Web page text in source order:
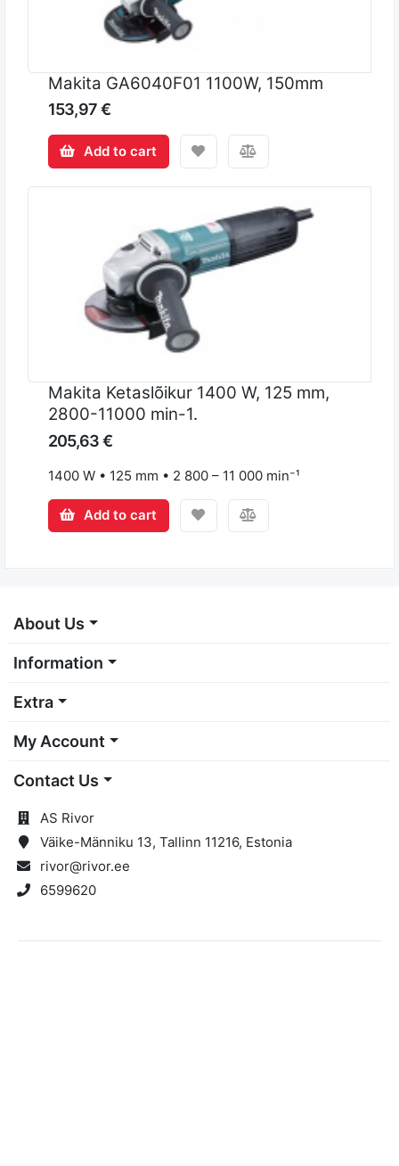
Makita GA6040F01 1100W, 150mm
153,97 €
Add to cart
Makita Ketaslõikur 1400 W, 125 mm,
2800-11000 min-1.
205,63 €
1400 W • 125 mm • 2 800 – 11 000 min⁻¹
Add to cart
About Us
Information
Extra
My Account
Contact Us
AS Rivor
Väike-Männiku 13, Tallinn 11216, Estonia
rivor@rivor.ee
6599620